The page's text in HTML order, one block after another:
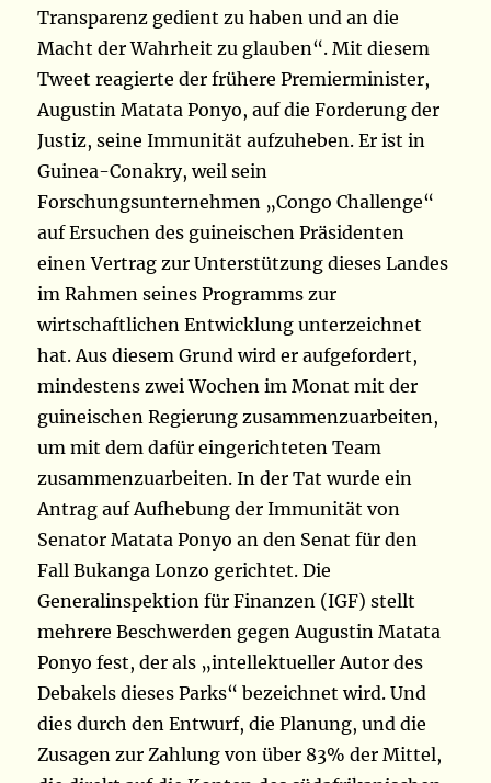
Transparenz gedient zu haben und an die
Macht der Wahrheit zu glauben“. Mit diesem
Tweet reagierte der frühere Premierminister,
Augustin Matata Ponyo, auf die Forderung der
Justiz, seine Immunität aufzuheben. Er ist in
Guinea-Conakry, weil sein
Forschungsunternehmen „Congo Challenge“
auf Ersuchen des guineischen Präsidenten
einen Vertrag zur Unterstützung dieses Landes
im Rahmen seines Programms zur
wirtschaftlichen Entwicklung unterzeichnet
hat. Aus diesem Grund wird er aufgefordert,
mindestens zwei Wochen im Monat mit der
guineischen Regierung zusammenzuarbeiten,
um mit dem dafür eingerichteten Team
zusammenzuarbeiten. In der Tat wurde ein
Antrag auf Aufhebung der Immunität von
Senator Matata Ponyo an den Senat für den
Fall Bukanga Lonzo gerichtet. Die
Generalinspektion für Finanzen (IGF) stellt
mehrere Beschwerden gegen Augustin Matata
Ponyo fest, der als „intellektueller Autor des
Debakels dieses Parks“ bezeichnet wird. Und
dies durch den Entwurf, die Planung, und die
Zusagen zur Zahlung von über 83% der Mittel,